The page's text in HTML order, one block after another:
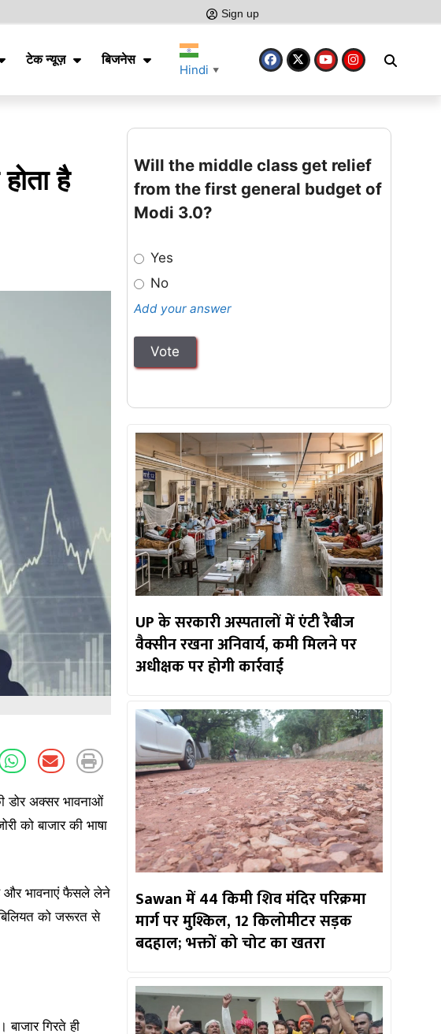
Sign up
टेक न्यूज़ बिजनेस
Hindi ▼
है
डोर अक्सर भावनाओं
को बाजार की भाषा
और भावनाएं फैसले लेने
को जरूरत से
गिरते ही
Will the middle class get relief
from the first general budget of
Modi 3.0?
Yes
No
Add your answer
UP के सरकारी अस्पतालों में एंटी रैबीज
वैक्सीन रखना अनिवार्य, कमी मिलने पर
अधीक्षक पर होगी कार्रवाई
Sawan में 44 किमी शिव मंदिर परिक्रमा
मार्ग पर मुश्किल, 12 किलोमीटर सड़क
बदहाल; भक्तों को चोट का खतरा